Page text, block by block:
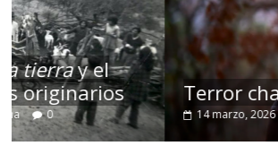
Terror chamánico coreano
14 marzo, 2026 Julio Martínez Molina